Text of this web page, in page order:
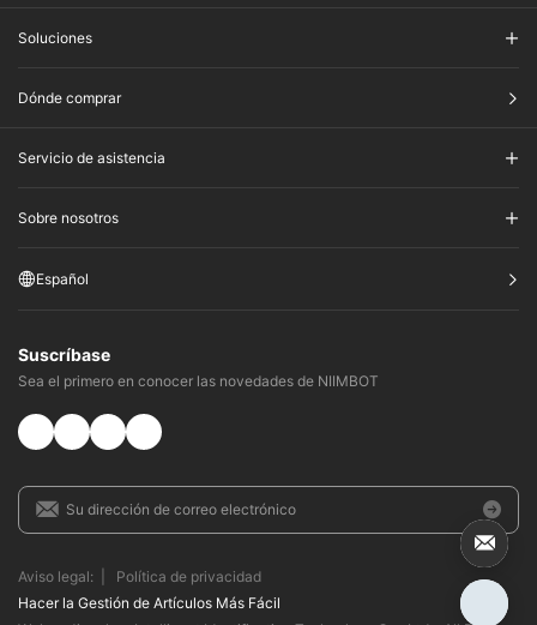
Soluciones
Dónde comprar
Servicio de asistencia
Sobre nosotros
Español
Suscríbase
Sea el primero en conocer las novedades de NIIMBOT
Aviso legal:
Política de privacidad
Hacer la Gestión de Artículos Más Fácil​